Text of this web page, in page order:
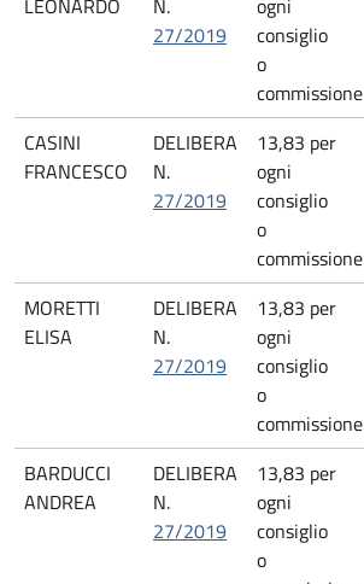
LEONARDO
N.
27/2019
ogni
consiglio
o
commissione
CASINI
FRANCESCO
DELIBERA
N.
27/2019
13,83 per
ogni
consiglio
o
commissione
MORETTI
ELISA
DELIBERA
N.
27/2019
13,83 per
ogni
consiglio
o
commissione
BARDUCCI
ANDREA
DELIBERA
N.
27/2019
13,83 per
ogni
consiglio
o